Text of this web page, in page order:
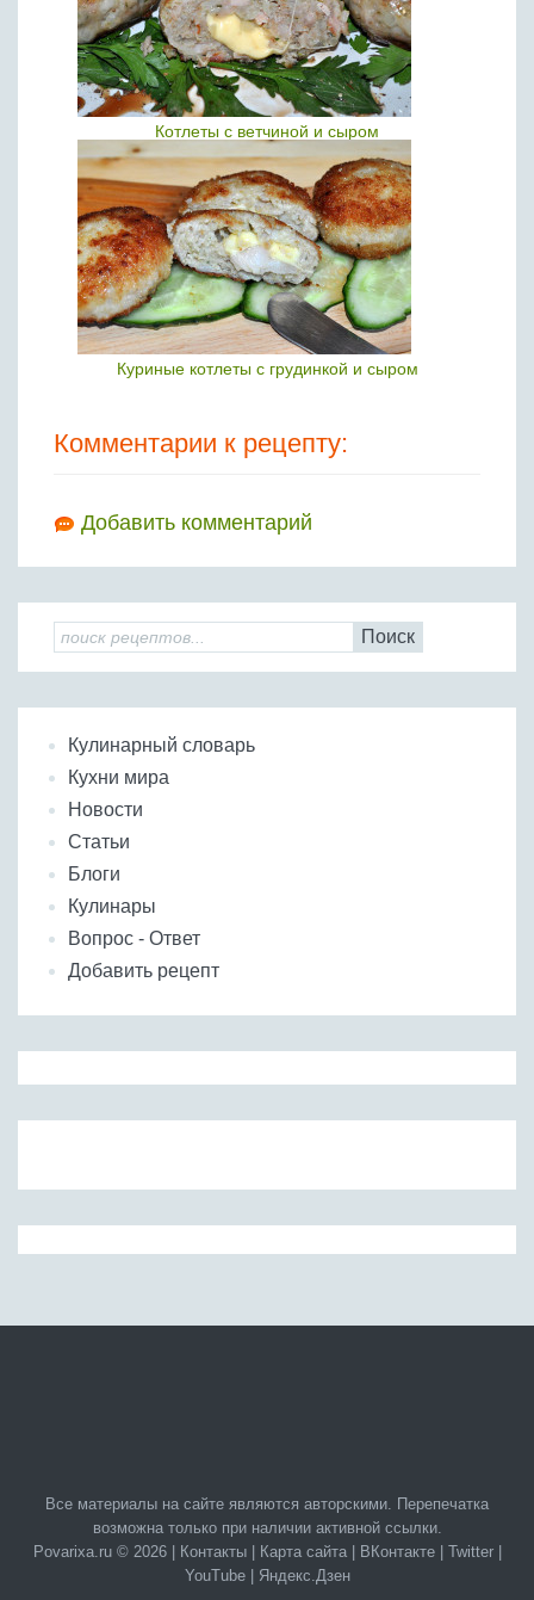
Котлеты с ветчиной и сыром
Куриные котлеты с грудинкой и сыром
Комментарии к рецепту:
Добавить комментарий
Поиск
Кулинарный словарь
Кухни мира
Новости
Статьи
Блоги
Кулинары
Вопрос - Ответ
Добавить рецепт
Все материалы на сайте являются авторскими. Перепечатка
возможна только при наличии активной ссылки.
Povarixa.ru © 2026 |
Контакты| Карта сайта| ВКонтакте| Twitter|
YouTube| Яндекс.Дзен